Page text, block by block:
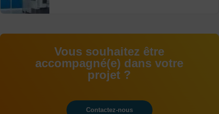
Vous souhaitez être
accompagné(e) dans votre
projet ?
Contactez-nous